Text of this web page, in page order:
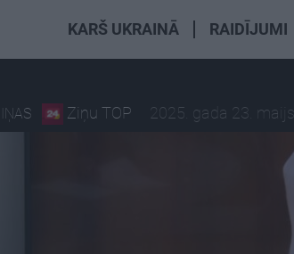
KARŠ UKRAINĀ RAIDĪJUMI
Ziņu TOP 2025. gada 23. maijs